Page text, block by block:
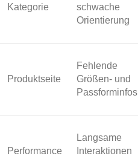
Kategorie
schwache
Orientierung
Produktseite
Fehlende
Größen- und
Passforminfos
Performance
Langsame
Interaktionen